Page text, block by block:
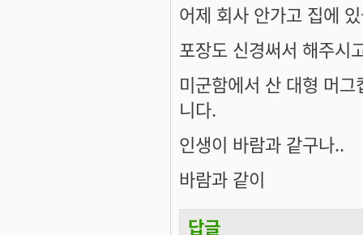
어제 회사 안가고 집에
포장도 신경써서 해주시
미군함에서 산 대형 머
니다.
인생이 바람과 같구나..
바람과 같이
답글